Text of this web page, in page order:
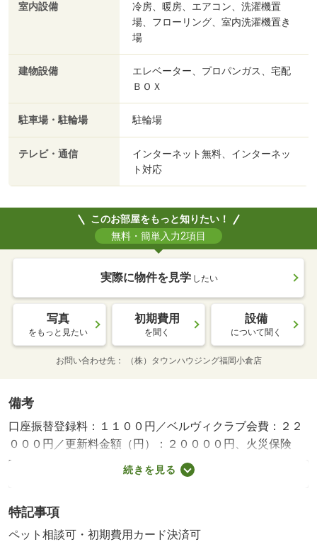
室内設備
冷房、暖房、エアコン、洗濯機置
場、フローリング、室内洗濯機置き
場
建物設備
エレベーター、プロパンガス、宅配
ＢＯＸ
駐車場・駐輪場 駐輪場
テレビ・通信
インターネット無料、インターネッ
ト対応
このお部屋をもっと知りたい！
無料・簡単入力2項目
実際に物件を見学 したい
写真
をもっと見たい
初期費用
を聞く
設備
について聞く
お問い合わせ先 （株）タウンハウジング福岡小倉店
備考
口座振替登録料：１１００円／ベルヴィクラブ会費：２２
０００円／更新料金額（円）：２００００円、火災保険
料：４５０円／月、口座振替料：３３０円／月／保証会社
利用必：必須 グリーン保証【月額総額５０％】連帯保証
０２５年１１月から福岡県内３店舗目としてオープンしま
した。全国で直営約１４０店舗あり地域に密着したお部屋
続きを見る
特記事項
ペット相談可・初期費用カード決済可